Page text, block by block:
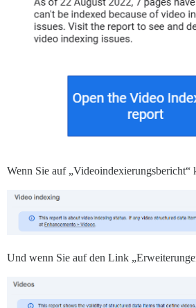
Wenn Sie auf „Videoindexierungsbericht“
Und wenn Sie auf den Link